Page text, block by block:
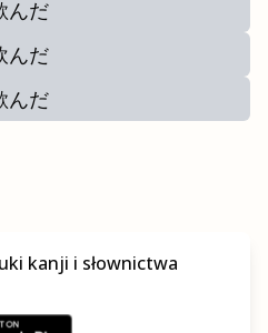
んだ
んだ
んだ
kanji i słownictwa